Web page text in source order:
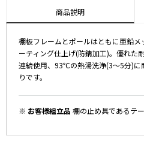
商品説明
棚板フレームとポールはともに亜鉛
ーティング仕上げ(防錆加工)。優れ
連続使用、93℃の熱湯洗浄(3～5分)に
りです。
※ お客様組立品 棚の止め具であるテ